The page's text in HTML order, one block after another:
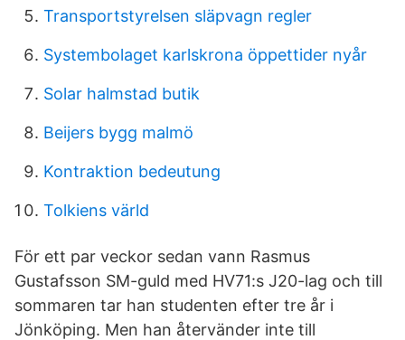
Transportstyrelsen släpvagn regler
Systembolaget karlskrona öppettider nyår
Solar halmstad butik
Beijers bygg malmö
Kontraktion bedeutung
Tolkiens värld
För ett par veckor sedan vann Rasmus
Gustafsson SM-guld med HV71:s J20-lag och till
sommaren tar han studenten efter tre år i
Jönköping. Men han återvänder inte till